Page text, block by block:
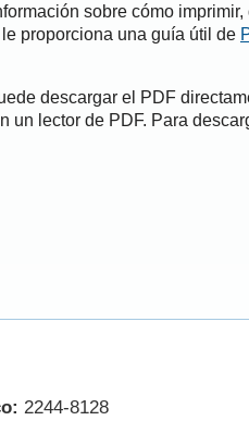
sobre cómo
proporciona una guía útil de
descargar el PDF
un lector de PDF. Para
2244-8128